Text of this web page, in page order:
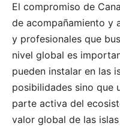
El compromiso de
de acompañamiento y
y profesionales que
nivel global es
pueden instalar en las
posibilidades sino que
parte activa del
valor global de las